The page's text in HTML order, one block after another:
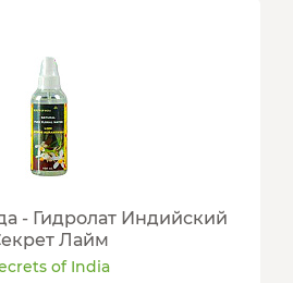
- Гидролат Индийский
Лайм
of India